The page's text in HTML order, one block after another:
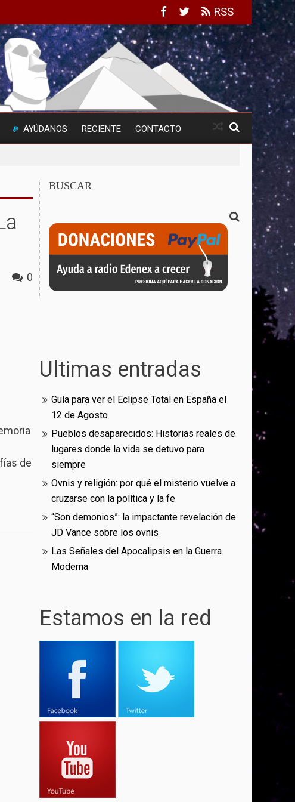
RSS
AYÚDANOS RECIENTE CONTACTO
0
de
BUSCAR
Ultimas entradas
Guía para ver el Eclipse Total en España el
12 de Agosto
Pueblos desaparecidos: Historias reales de
lugares donde la vida se detuvo para
siempre
Ovnis y religión: por qué el misterio vuelve a
cruzarse con la política y la fe
“Son demonios”: la impactante revelación de
JD Vance sobre los ovnis
Las Señales del Apocalipsis en la Guerra
Moderna
Estamos en la red